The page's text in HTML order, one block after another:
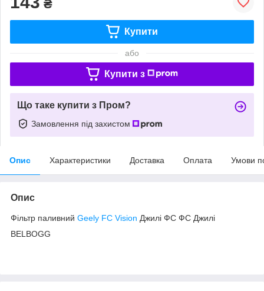
₴
Купити
або
Купити з
Що таке купити з Пром?
Замовлення під захистом
Опис Характеристики Доставка Оплата Умови
Опис
Фільтр паливний Geely FC Vision Джилі ФС ФС Джилі
BELBOGG